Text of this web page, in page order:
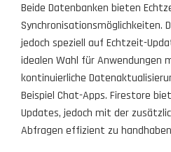
Beide Datenbanken bieten
Synchronisationsmöglichkeiten.
jedoch speziell auf Echtzeit-
idealen Wahl für Anwendungen
kontinuierliche
Beispiel Chat-Apps. Firestore
Updates, jedoch mit der
Abfragen effizient zu